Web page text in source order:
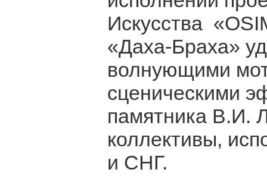
Искусства
«Даха-Браха»
волнующими
сценическими
памятника В.И.
коллективы,
и СНГ.